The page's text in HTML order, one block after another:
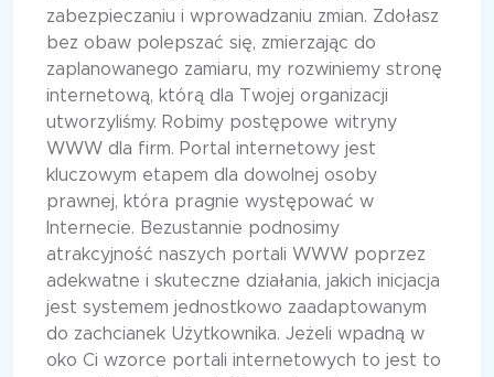
zabezpieczaniu i wprowadzaniu zmian. Zdołasz
bez obaw polepszać się, zmierzając do
zaplanowanego zamiaru, my rozwiniemy stronę
internetową, którą dla Twojej organizacji
utworzyliśmy. Robimy postępowe witryny
WWW dla firm. Portal internetowy jest
kluczowym etapem dla dowolnej osoby
prawnej, która pragnie występować w
Internecie. Bezustannie podnosimy
atrakcyjność naszych portali WWW poprzez
adekwatne i skuteczne działania, jakich inicjacja
jest systemem jednostkowo zaadaptowanym
do zachcianek Użytkownika. Jeżeli wpadną w
oko Ci wzorce portali internetowych to jest to